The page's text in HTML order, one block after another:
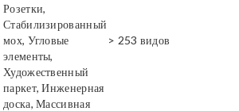
Розетки,
Стабилизированный
мох, Угловые
элементы,
Художественный
паркет, Инженерная
доска, Массивная
> 253 видов